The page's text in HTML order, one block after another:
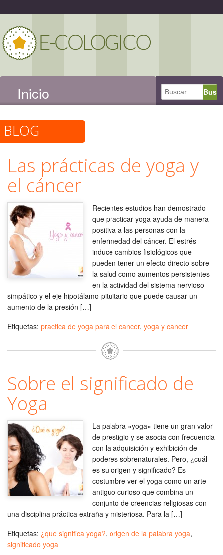
Inicio
BLOG
Las prácticas de yoga y
el cáncer
Recientes estudios han demostrado
que practicar yoga ayuda de manera
positiva a las personas con la
enfermedad del cáncer. El estrés
induce cambios fisiológicos que
pueden tener un efecto directo sobre
la salud como aumentos persistentes
en la actividad del sistema nervioso
simpático y el eje hipotálamo-pituitario que puede causar un
aumento de la presión […]
Etiquetas: practica de yoga para el cancer, yoga y cancer
Sobre el significado de
Yoga
La palabra «yoga» tiene un gran valor
de prestigio y se asocia con frecuencia
con la adquisición y exhibición de
poderes sobrenaturales. Pero, ¿cuál
es su origen y significado? Es
costumbre ver el yoga como un arte
antiguo curioso que combina un
conjunto de creencias religiosas con
una disciplina práctica extraña y misteriosa. Para la […]
Etiquetas: ¿que significa yoga?, origen de la palabra yoga,
significado yoga